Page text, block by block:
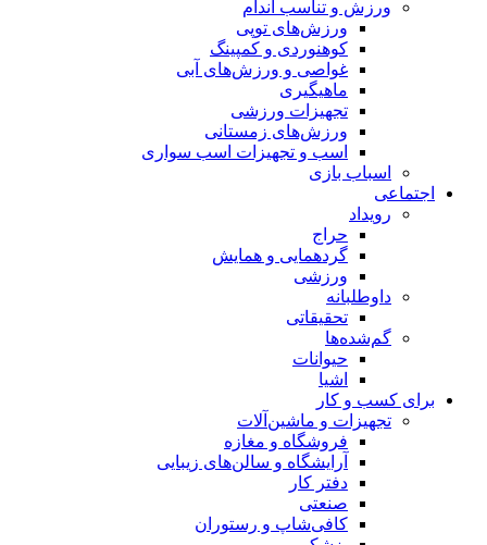
ورزش و تناسب اندام
ورزش‌های توپی
کوهنوردی و کمپینگ
غواصی و ورزش‌های آبی
ماهیگیری
تجهیزات ورزشی
ورزش‌های زمستانی
اسب و تجهیزات اسب سواری
اسباب‌ بازی
اجتماعی
رویداد
حراج
گردهمایی و همایش
ورزشی
داوطلبانه
تحقیقاتی
گم‌شده‌ها
حیوانات
اشیا
برای کسب و کار
تجهیزات و ماشین‌آلات
فروشگاه و مغازه
آرایشگاه و سالن‌های زیبایی
دفتر کار
صنعتی
کافی‌شاپ و رستوران